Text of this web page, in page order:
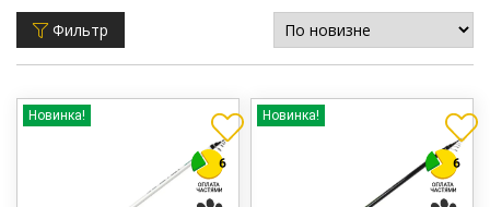
Фильтр
Новинка! Новинка!